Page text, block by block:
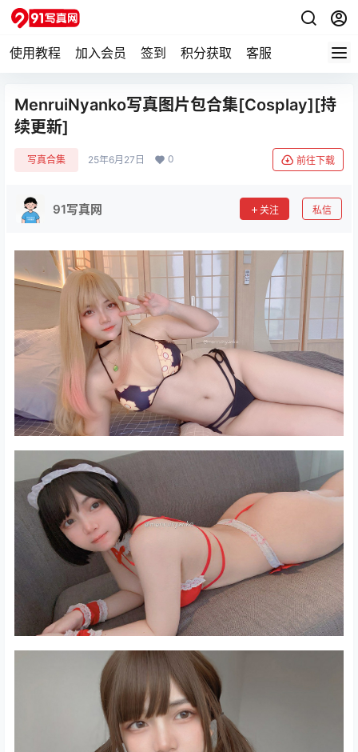
使用教程 加入会员 签到 积分获取 客服
MenruiNyanko写真图片包合集[Cosplay][持
续更新]
写真合集 25年6月27日 0 前往下载
91写真网 关注 私信